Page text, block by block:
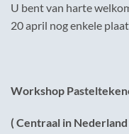
U bent van harte
20 april nog enkele
Workshop
( Centraal in